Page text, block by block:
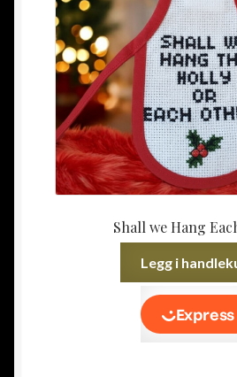
Shall we Hang
Legg i